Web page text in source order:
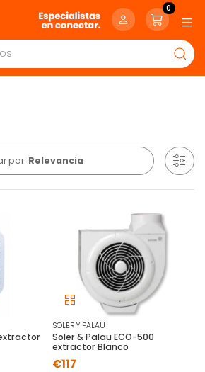
0
por: Relevancia
SOLER Y PALAU
Soler & Palau ECO-500
extractor Blanco
€117